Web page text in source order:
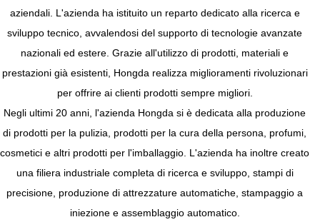
aziendali. L'azienda ha istituito un reparto dedicato alla ricerca e
sviluppo tecnico, avvalendosi del supporto di tecnologie avanzate
nazionali ed estere. Grazie all'utilizzo di prodotti, materiali e
prestazioni già esistenti, Hongda realizza miglioramenti rivoluzionari
per offrire ai clienti prodotti sempre migliori.
Negli ultimi 20 anni, l'azienda Hongda si è dedicata alla produzione
di prodotti per la pulizia, prodotti per la cura della persona, profumi,
cosmetici e altri prodotti per l'imballaggio. L'azienda ha inoltre creato
una filiera industriale completa di ricerca e sviluppo, stampi di
precisione, produzione di attrezzature automatiche, stampaggio a
iniezione e assemblaggio automatico.